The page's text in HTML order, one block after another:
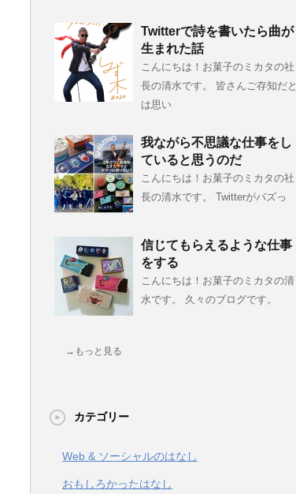
Twitterで詩を書いたら曲が
生まれた話
こんにちは！お菓子のミカタの社
長の清水です。 皆さんご存知だと
は思い
我ながら不思議な仕事をし
ていると思うのだ
こんにちは！お菓子のミカタの社
長の清水です。 Twitterがバズっ
信じてもらえるような仕事
をする
こんにちは！お菓子のミカタの清
水です。 久々のブログです。
→もっと見る
カテゴリー
Web & ソーシャルのはなし
おもしろかったはなし